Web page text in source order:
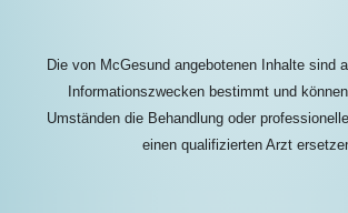
Die von McGesund angebotenen Inhalte sind
Informationszwecken bestimmt und
Umständen die Behandlung oder
einen qualifizierten Arzt